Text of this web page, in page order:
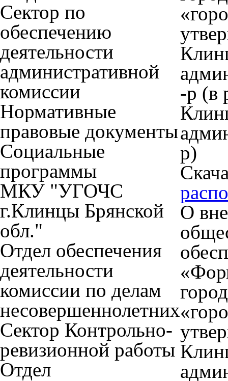
Сектор по
обеспечению
деятельности
административной
комиссии
Нормативные
правовые документы
Социальные
программы
МКУ "УГОЧС
г.Клинцы Брянской
обл."
Отдел обеспечения
деятельности
комиссии по делам
несовершеннолетних
Сектор Контрольно-
ревизионной работы
Отдел
-р (в
р)
О